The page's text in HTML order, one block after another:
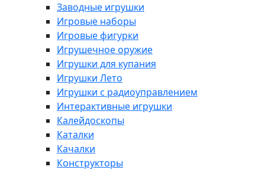
Заводные игрушки
Игровые наборы
Игровые фигурки
Игрушечное оружие
Игрушки для купания
Игрушки Лето
Игрушки с радиоуправлением
Интерактивные игрушки
Калейдоскопы
Каталки
Качалки
Конструкторы